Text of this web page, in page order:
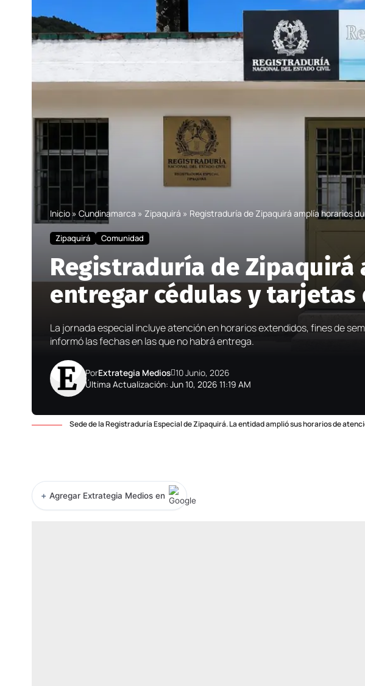
Inicio » Cundinamarca » Zipaquirá » Registraduría de Zipaquirá amplía horarios
Zipaquirá Comunidad
Registraduría de
entregar cédulas y
La jornada especial incluye atención en horarios extendidos, fines de
informó las fechas en las que no habrá entrega.
Última Actualización: Jun 10, 2026 11:19 AM
PorExtrategia Medios 10 Junio, 2026
Sede de la Registraduría Especial de Zipaquirá. La entidad amplió sus horarios de
+ Agregar Extrategia Medios en